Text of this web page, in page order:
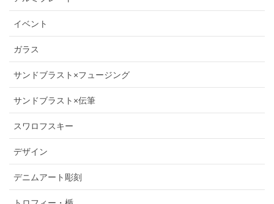
イベント
ガラス
サンドブラスト×フュージング
サンドブラスト×伝筆
スワロフスキー
デザイン
デニムアート彫刻